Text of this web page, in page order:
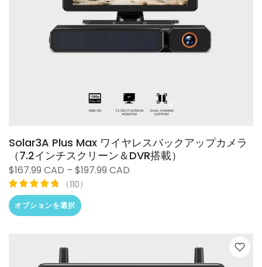
Solar3A Plus Max ワイヤレスバックアップカメラ
（7.2インチスクリーン＆DVR搭載）
$167.99 CAD – $197.99 CAD
（110）
オプションを選択
❄